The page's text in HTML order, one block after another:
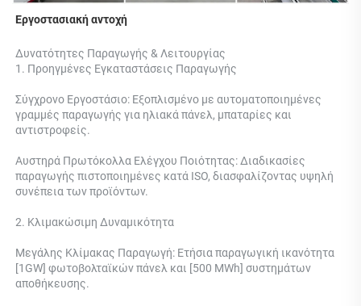
Εργοστασιακή αντοχή
Δυνατότητες Παραγωγής & Λειτουργίας
1. Προηγμένες Εγκαταστάσεις Παραγωγής
Σύγχρονο Εργοστάσιο: Εξοπλισμένο με αυτοματοποιημένες
γραμμές παραγωγής για ηλιακά πάνελ, μπαταρίες και
αντιστροφείς.
Αυστηρά Πρωτόκολλα Ελέγχου Ποιότητας: Διαδικασίες
παραγωγής πιστοποιημένες κατά ISO, διασφαλίζοντας υψηλή
συνέπεια των προϊόντων.
2. Κλιμακώσιμη Δυναμικότητα
Μεγάλης Κλίμακας Παραγωγή: Ετήσια παραγωγική ικανότητα
[1GW] φωτοβολταϊκών πάνελ και [500 MWh] συστημάτων
αποθήκευσης.